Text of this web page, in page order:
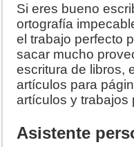
Si eres bueno
ortografía
el trabajo perfecto
sacar mucho
escritura de libros,
artículos para
artículos y trabajos
Asistente